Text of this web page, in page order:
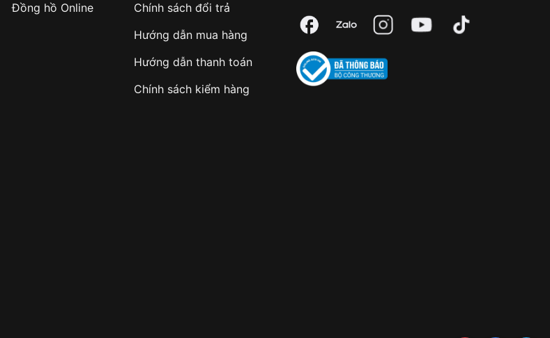
Đồng hồ Online
Chính sách đổi trả
Hướng dẫn mua hàng
Hướng dẫn thanh toán
Chính sách kiểm hàng